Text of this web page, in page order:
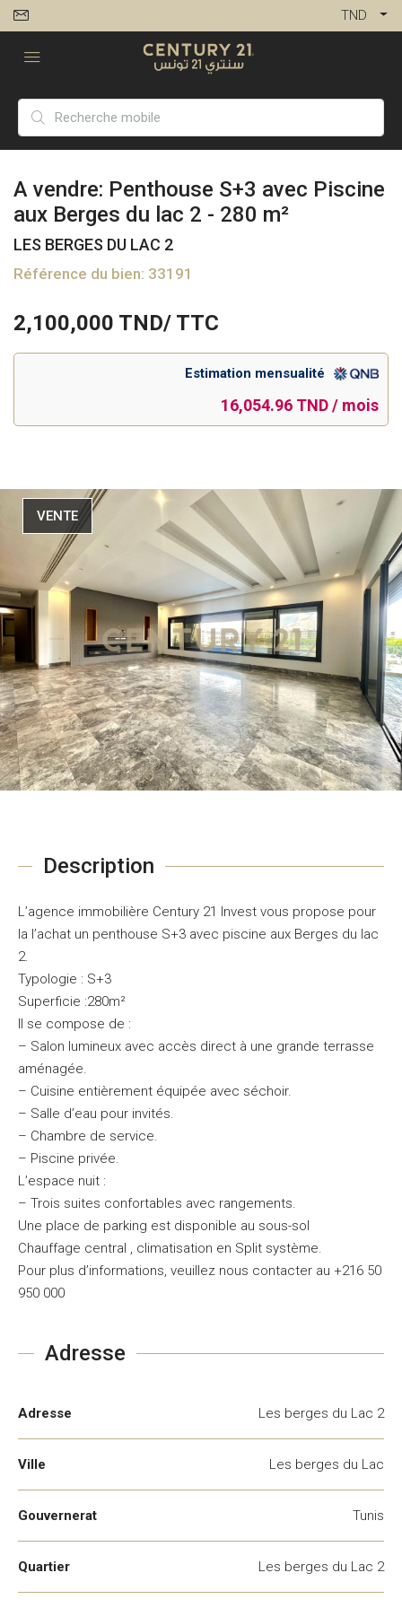
TND
A vendre: Penthouse S+3 avec Piscine
aux Berges du lac 2 - 280 m²
LES BERGES DU LAC 2
Référence du bien: 33191
2,100,000 TND/ TTC
Estimation mensualité
16,054.96 TND / mois
VENTE
Description
L’agence immobilière Century 21 Invest vous propose pour
la l’achat un penthouse S+3 avec piscine aux Berges du lac
2.
Typologie : S+3
Superficie :280m²
Il se compose de :
– Salon lumineux avec accès direct à une grande terrasse
aménagée.
– Cuisine entièrement équipée avec séchoir.
– Salle d’eau pour invités.
– Chambre de service.
– Piscine privée.
L’espace nuit :
– Trois suites confortables avec rangements.
Une place de parking est disponible au sous-sol
Chauffage central , climatisation en Split système.
Pour plus d’informations, veuillez nous contacter au +216 50
950 000
Adresse
Adresse Les berges du Lac 2
Ville Les berges du Lac
Gouvernerat Tunis
Quartier Les berges du Lac 2